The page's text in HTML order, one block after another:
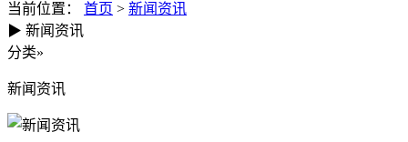
当前位置： 首页 > 新闻资讯
宝安木房屋品牌推荐：打造绿
▶ 新闻资讯
分类»
新闻资讯